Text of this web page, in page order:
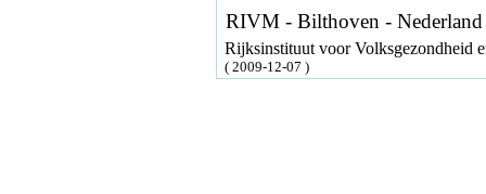
RIVM - Bilthoven -
Rijksinstituut voor Volksgezondheid
( 2009-12-07 )